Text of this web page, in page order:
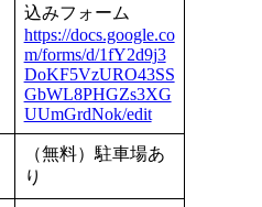
込みフォーム
https://docs.google.co
m/forms/d/1fY2d9j3
DoKF5VzURO43SS
GbWL8PHGZs3XG
UUmGrdNok/edit
（無料）駐車場あ
り